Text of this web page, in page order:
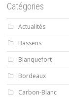
Catégories
Actualités
Bassens
Blanquefort
Bordeaux
Carbon-Blanc